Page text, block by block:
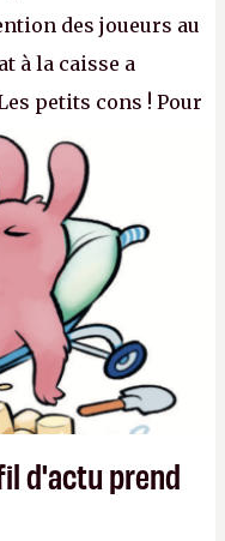
des joueurs au
à la caisse a
petits cons ! Pour
peut compter
et l'explosion des
appartient donc
des enfants
d'actu prend